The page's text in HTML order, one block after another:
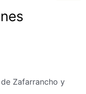
Zafarrancho y